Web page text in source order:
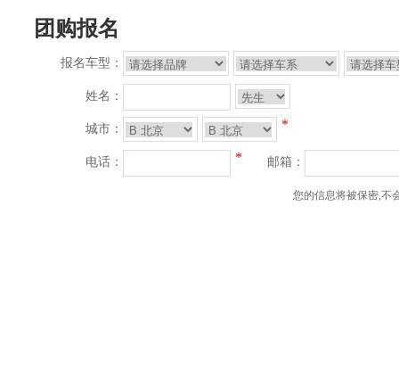
团购报名
报名车型：
姓名：
城市： *
电话： * 邮箱：
您的信息将被保密,不